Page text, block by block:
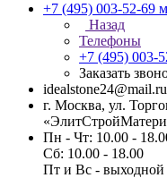
+7 (495) 003-52-69
Назад
Телефоны
+7 (495) 003-
Заказать
idealstone24@mail.ru
г. Москва, ул.
Пн - Чт: 10.00 -
Сб: 10.00 - 18.00
Пт и Вс - выходной